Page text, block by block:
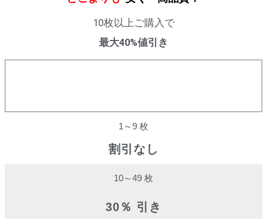
10枚以上ご購入で
最大40%値引き
1～9 枚
割引なし
10～49 枚
30％ 引き